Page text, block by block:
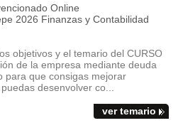
Online
2026 Finanzas y Contabilidad
objetivos y el temario del CURSO
de la empresa mediante deuda
para que consigas mejorar
desenvolver co...
ver temario